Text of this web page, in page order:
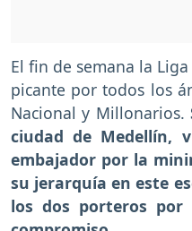
El fin de semana la
picante por todos los
Nacional y Millonarios.
ciudad de Medellín,
embajador por la
su jerarquía en este
los dos porteros